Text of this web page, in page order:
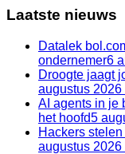
Laatste nieuws
Datalek
ondernemer6
Droogte jaagt
augustus 2026
AI agents in je
het hoofd5
Hackers
augustus 2026